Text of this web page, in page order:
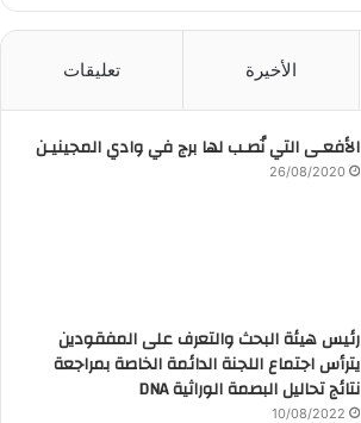
الأخيرة تعليقات
الأفعـى التي نُصـب لها برج في وادي المجينيـن
26/08/2020
رئيس هيئة البحث والتعرف على المفقودين
يترأس اجتماع اللجنة الدائمة الخاصة بمراجعة
نتائج تحاليل البصمة الوراثية DNA
10/08/2022